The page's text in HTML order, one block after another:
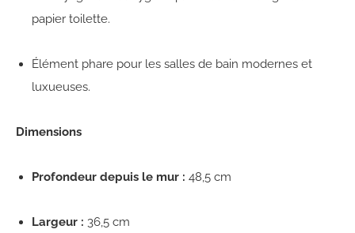
papier toilette.
Élément phare pour les salles de bain modernes et
luxueuses.
Dimensions
Profondeur depuis le mur : 48,5 cm
Largeur : 36,5 cm